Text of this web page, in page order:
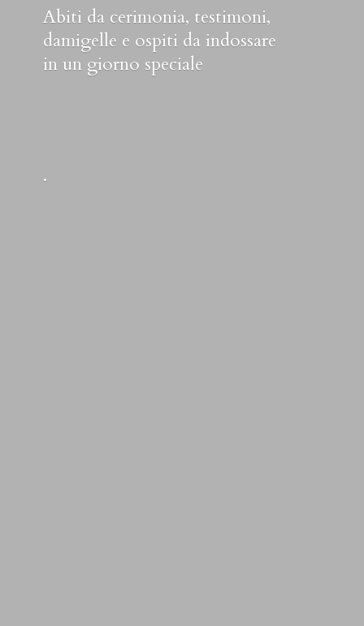
Abiti da cerimonia, testimoni,
damigelle e ospiti da indossare
in un giorno speciale
.